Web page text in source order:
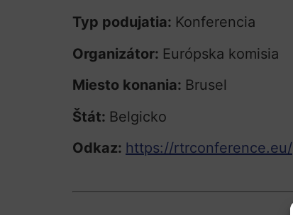
Typ podujatia: Konferencia
Organizátor: Európska komisia
Miesto konania: Brusel
Štát: Belgicko
Odkaz: https://rtrconference.eu/